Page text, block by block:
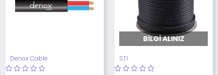
Denox Cable
BILGI ALINIZ
STI